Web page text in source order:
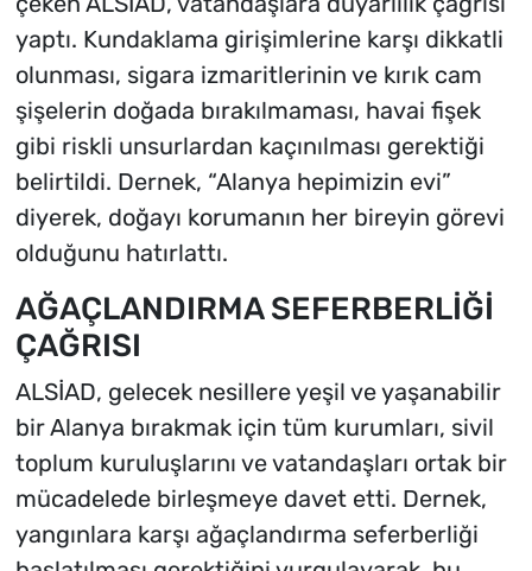
yaptı. Kundaklama girişimlerine karşı dikkatli
olunması, sigara izmaritlerinin ve kırık cam
şişelerin doğada bırakılmaması, havai fişek
gibi riskli unsurlardan kaçınılması gerektiği
belirtildi. Dernek, “Alanya hepimizin evi”
diyerek, doğayı korumanın her bireyin görevi
olduğunu hatırlattı.
AĞAÇLANDIRMA SEFERBERLİĞİ
ÇAĞRISI
ALSİAD, gelecek nesillere yeşil ve yaşanabilir
bir Alanya bırakmak için tüm kurumları, sivil
toplum kuruluşlarını ve vatandaşları ortak bir
mücadelede birleşmeye davet etti. Dernek,
yangınlara karşı ağaçlandırma seferberliği